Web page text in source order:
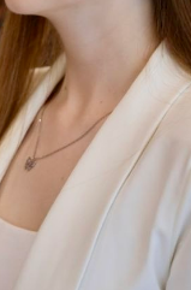
наград за вклад